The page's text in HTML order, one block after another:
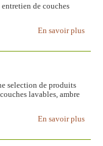
de couches
En savoir plus
selection de produits
lavables, ambre
En savoir plus